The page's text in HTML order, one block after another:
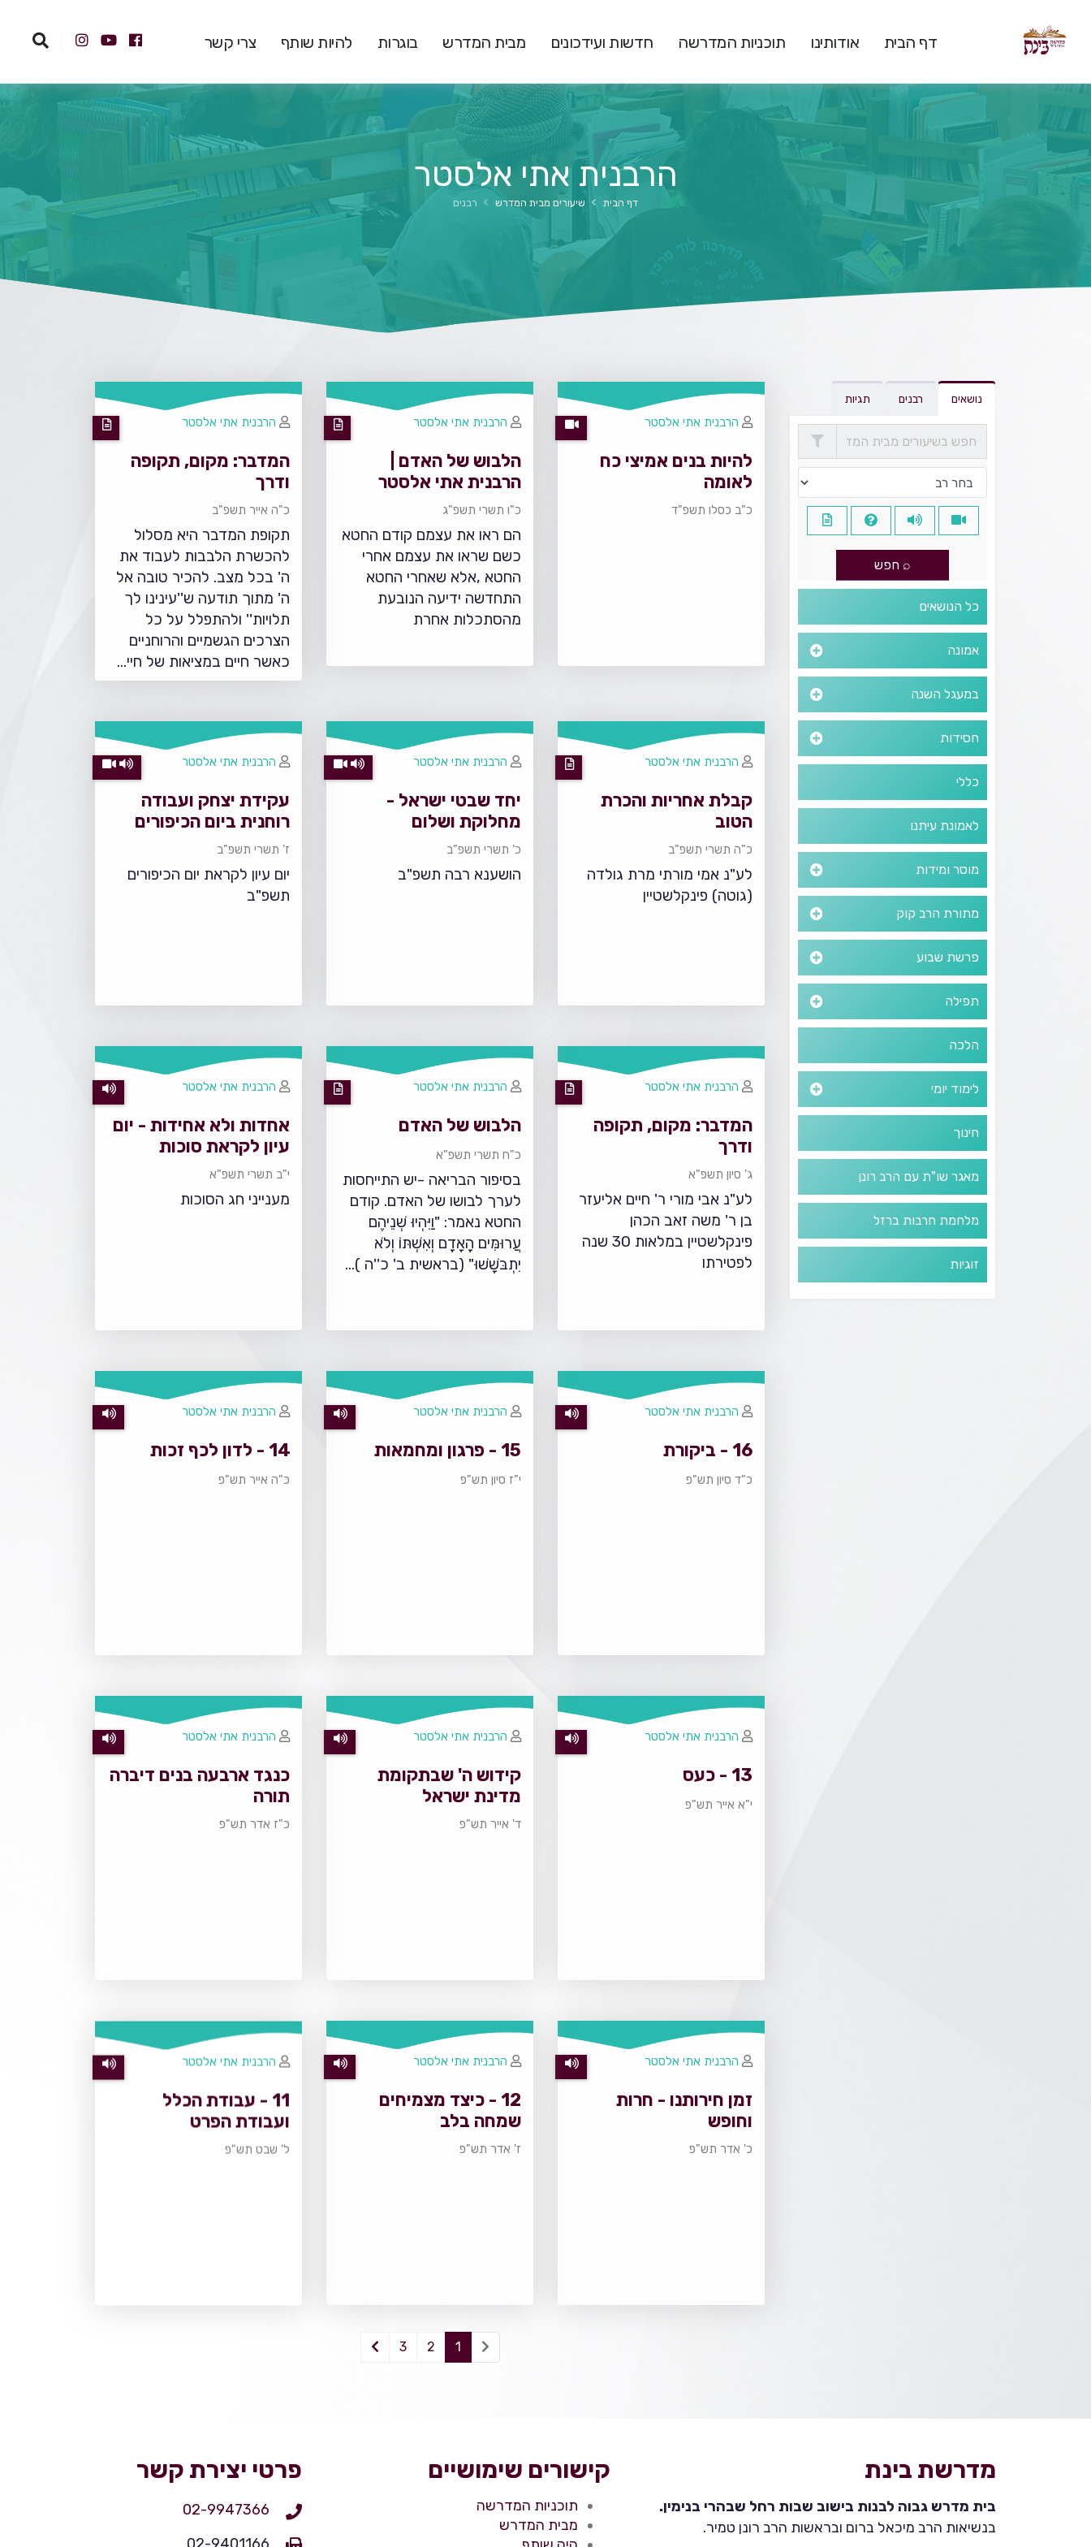
דף הבית אודותינו תוכניות המדרשה חדשות ועידכונים מבית המדרש בוגרות להיות שותף צרי קשר
הרבנית אתי אלסטר
דף הבית שיעורים מבית המדרש רבנים
נושאים רבנים תגיות
כל הנושאים
אמונה
במעגל השנה
חסידות
כללי
לאמונת עיתנו
מוסר ומידות
מתורת הרב קוק
פרשת שבוע
תפילה
הלכה
לימוד יומי
חינוך
מאגר שו"ת עם הרב רונן
מלחמת חרבות ברזל
זוגיות
להיות בנים אמיצי כח
לאומה
כ"ב כסלו תשפ"ד
הרבנית אתי אלסטר
הלבוש של האדם |
הרבנית אתי אלסטר
כ"ו תשרי תשפ"ג
הם ראו את עצמם קודם החטא
כשם שראו את עצמם אחרי
החטא ,אלא שאחרי החטא
התחדשה ידיעה הנובעת
מהסתכלות אחרת
הרבנית אתי אלסטר
המדבר: מקום, תקופה
ודרך
כ"ה אייר תשפ"ב
תקופת המדבר היא מסלול
להכשרת הלבבות לעבוד את
ה' בכל מצב. להכיר טובה אל
ה' מתוך תודעה ש''עינינו לך
תלויות'' ולהתפלל על כל
הצרכים הגשמיים והרוחניים
כאשר חיים במציאות של חיי…
הרבנית אתי אלסטר
קבלת אחריות והכרת
הטוב
כ"ה תשרי תשפ"ב
לע"נ אמי מורתי מרת גולדה
(גוטה) פינקלשטיין
הרבנית אתי אלסטר
יחד שבטי ישראל -
מחלוקת ושלום
כ' תשרי תשפ"ב
הושענא רבה תשפ"ב
הרבנית אתי אלסטר
עקידת יצחק ועבודה
רוחנית ביום הכיפורים
ז' תשרי תשפ"ב
יום עיון לקראת יום הכיפורים
תשפ"ב
הרבנית אתי אלסטר
המדבר: מקום, תקופה
ודרך
ג' סיון תשפ"א
לע"נ אבי מורי ר' חיים אליעזר
בן ר' משה זאב הכהן
פינקלשטיין במלאות 30 שנה
לפטירתו
הרבנית אתי אלסטר
הלבוש של האדם
כ"ח תשרי תשפ"א
בסיפור הבריאה -יש התייחסות
לערך לבושו של האדם. קודם
החטא נאמר: "וַיִּהְיוּ שְׁנֵיהֶם
עֲרוּמִּים הָאָדָם וְאִשְׁתּוֹ וְלֹא
יִתְבּשָׁשׁוּ" (בראשית ב' כ''ה )...
הרבנית אתי אלסטר
אחדות ולא אחידות - יום
עיון לקראת סוכות
התשפ"א
י"ב תשרי תשפ"א
מענייני חג הסוכות
הרבנית אתי אלסטר
16 - ביקורת
כ"ד סיון תש"פ
הרבנית אתי אלסטר
15 - פרגון ומחמאות
י"ז סיון תש"פ
הרבנית אתי אלסטר
14 - לדון לכף זכות
כ"ה אייר תש"פ
הרבנית אתי אלסטר
13 - כעס
י"א אייר תש"פ
הרבנית אתי אלסטר
קידוש ה' שבתקומת
מדינת ישראל
ד' אייר תש"פ
הרבנית אתי אלסטר
כנגד ארבעה בנים דיברה
תורה
כ"ז אדר תש"פ
הרבנית אתי אלסטר
זמן חירותנו - חרות
וחופש
כ' אדר תש"פ
הרבנית אתי אלסטר
12 - כיצד מצמיחים
שמחה בלב
ז' אדר תש"פ
הרבנית אתי אלסטר
11 - עבודת הכלל
ועבודת הפרט
ל' שבט תש"פ
הרבנית אתי אלסטר
1
2
3
מדרשת בינת
בית מדרש גבוה לבנות בישוב שבות רחל שבהרי בנימין.
בנשיאות הרב מיכאל ברום ובראשות הרב רונן טמיר.
קישורים שימושיים
תוכניות המדרשה
מבית המדרש
פרטי יצירת קשר
02-9947366